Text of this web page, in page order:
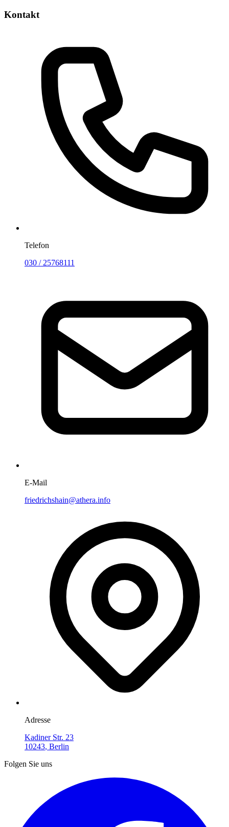
Kontakt
Telefon
030 / 25768111
E-Mail
friedrichshain@athera.info
Adresse
Kadiner Str. 23
10243, Berlin
Folgen Sie uns